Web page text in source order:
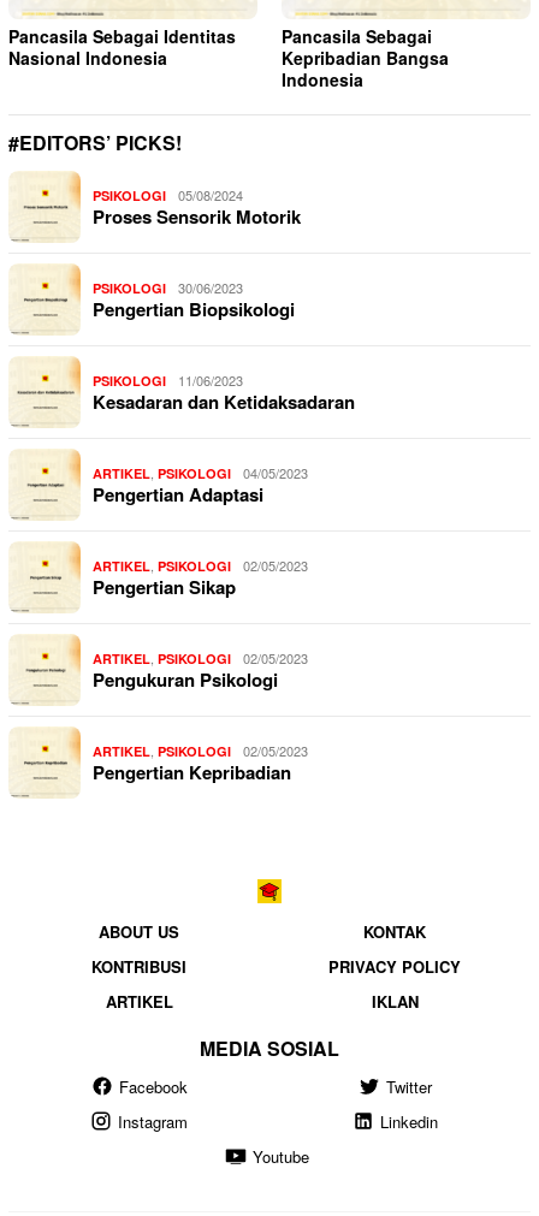
Pancasila Sebagai Identitas
Nasional Indonesia
Pancasila Sebagai
Kepribadian Bangsa
Indonesia
#EDITORS’ PICKS!
PSIKOLOGI 05/08/2024
Proses Sensorik Motorik
PSIKOLOGI 30/06/2023
Pengertian Biopsikologi
PSIKOLOGI 11/06/2023
Kesadaran dan Ketidaksadaran
ARTIKEL PSIKOLOGI 04/05/2023
Pengertian Adaptasi
ARTIKEL PSIKOLOGI 02/05/2023
Pengertian Sikap
ARTIKEL PSIKOLOGI 02/05/2023
Pengukuran Psikologi
ARTIKEL PSIKOLOGI 02/05/2023
Pengertian Kepribadian
ABOUT US
KONTAK
KONTRIBUSI
PRIVACY POLICY
ARTIKEL
IKLAN
MEDIA SOSIAL
Facebook
Twitter
Instagram
Linkedin
Youtube